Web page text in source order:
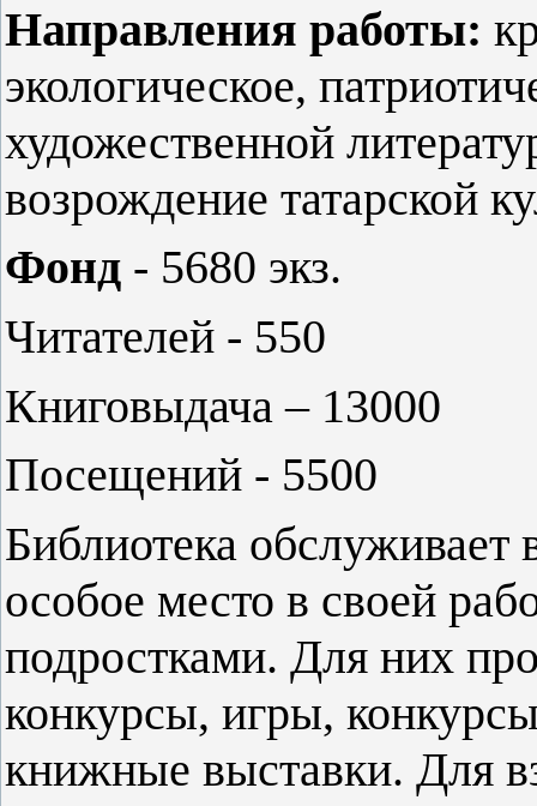
Направления работы:
экологическое,
художественной
возрождение татарской
Фонд - 5680 экз.
Читателей - 550
Книговыдача – 13000
Посещений - 5500
Библиотека обслуживает
особое место в своей
подростками. Для них
конкурсы, игры,
книжные выставки. Для